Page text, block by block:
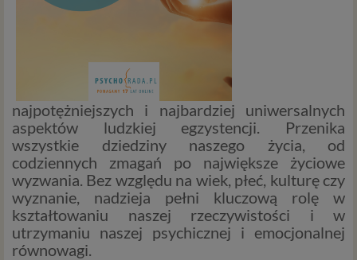
najpotężniejszych i najbardziej uniwersalnych
aspektów ludzkiej egzystencji. Przenika
wszystkie dziedziny naszego życia, od
codziennych zmagań po największe życiowe
wyzwania. Bez względu na wiek, płeć, kulturę czy
wyznanie, nadzieja pełni kluczową rolę w
kształtowaniu naszej rzeczywistości i w
utrzymaniu naszej psychicznej i emocjonalnej
równowagi.